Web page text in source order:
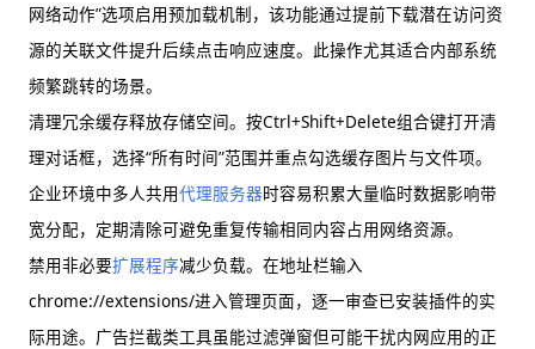
网络动作”选项启用预加载机制，该功能通过提前下载潜在访问资
源的关联文件提升后续点击响应速度。此操作尤其适合内部系统
频繁跳转的场景。
清理冗余缓存释放存储空间。按Ctrl+Shift+Delete组合键打开清
理对话框，选择“所有时间”范围并重点勾选缓存图片与文件项。
企业环境中多人共用代理服务器时容易积累大量临时数据影响带
宽分配，定期清除可避免重复传输相同内容占用网络资源。
禁用非必要扩展程序减少负载。在地址栏输入
chrome://extensions/进入管理页面，逐一审查已安装插件的实
际用途。广告拦截类工具虽能过滤弹窗但可能干扰内网应用的正